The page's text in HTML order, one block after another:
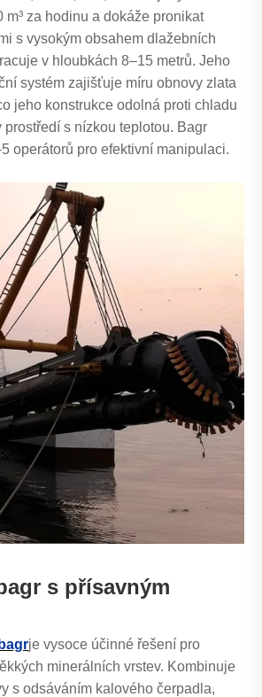
m³ za hodinu a dokáže pronikat
s vysokým obsahem dlažebních
v hloubkách 8–15 metrů. Jeho
systém zajišťuje míru obnovy zlata
jeho konstrukce odolná proti chladu
prostředí s nízkou teplotou. Bagr
operátorů pro efektivní manipulaci.
s přísavným
je vysoce účinné řešení pro
minerálních vrstev. Kombinuje
s odsáváním kalového čerpadla,